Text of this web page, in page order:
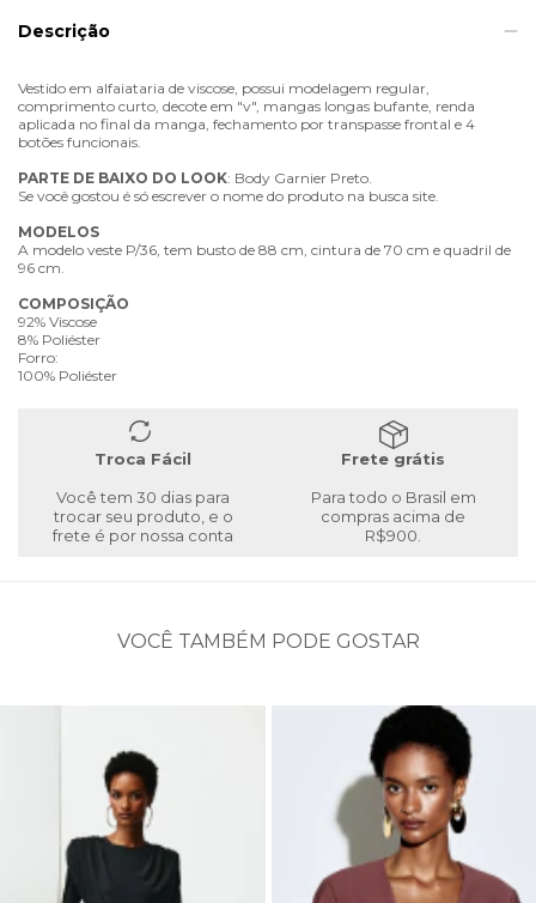
Descrição
Vestido em alfaiataria de viscose, possui modelagem regular,
comprimento curto, decote em "v", mangas longas bufante, renda
aplicada no final da manga, fechamento por transpasse frontal e 4
botões funcionais.
PARTE DE BAIXO DO LOOK: Body Garnier Preto.
Se você gostou é só escrever o nome do produto na busca site.
MODELOS
A modelo veste P/36, tem busto de 88 cm, cintura de 70 cm e quadril de
96 cm.
COMPOSIÇÃO
92% Viscose
8% Poliéster
Forro:
100% Poliéster
Troca Fácil
Você tem 30 dias para
trocar seu produto, e o
frete é por nossa conta
Frete grátis
Para todo o Brasil em
compras acima de
R$900.
VOCÊ TAMBÉM PODE GOSTAR